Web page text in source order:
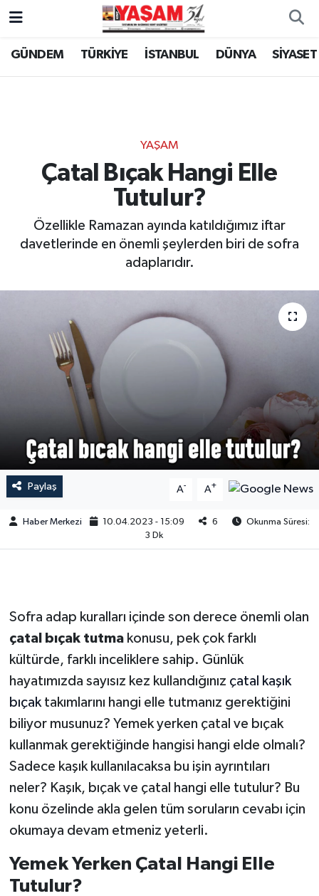
GÜNDEM TÜRKİYE İSTANBUL DÜNYA SİYASET
YAŞAM
Çatal Bıçak Hangi Elle
Tutulur?
Özellikle Ramazan ayında katıldığımız iftar
davetlerinde en önemli şeylerden biri de sofra
adaplarıdır.
Paylaş A- A+
Haber Merkezi 10.04.2023 - 15:09 6
Okunma Süresi:
3 Dk
Sofra adap kuralları içinde son derece önemli olan
çatal bıçak tutmakonusu, pek çok farklı
kültürde, farklı inceliklere sahip. Günlük
hayatımızda sayısız kez kullandığınız çatal kaşık
bıçaktakımlarını hangi elle tutmanız gerektiğini
biliyor musunuz? Yemek yerken çatal ve bıçak
kullanmak gerektiğinde hangisi hangi elde olmalı?
Sadece kaşık kullanılacaksa bu işin ayrıntıları
neler? Kaşık, bıçak ve çatal hangi elle tutulur? Bu
konu özelinde akla gelen tüm soruların cevabı için
okumaya devam etmeniz yeterli.
Yemek Yerken Çatal Hangi Elle
Tutulur?